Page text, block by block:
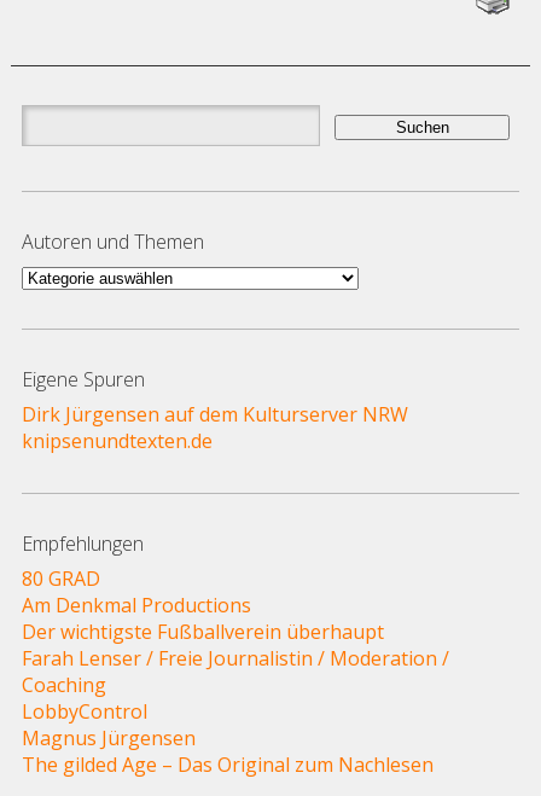
Suchen
nach:
Autoren und Themen
Autoren
Themen
Eigene Spuren
Dirk Jürgensen auf dem Kulturserver NRW
knipsenundtexten.de
Empfehlungen
80 GRAD
Am Denkmal Productions
Der wichtigste Fußballverein überhaupt
Farah Lenser / Freie Journalistin / Moderation /
Coaching
LobbyControl
Magnus Jürgensen
The gilded Age – Das Original zum Nachlesen